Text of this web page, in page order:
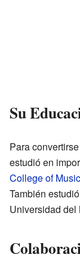
Su
Para
estudió en
College of Music
También
Universidad del